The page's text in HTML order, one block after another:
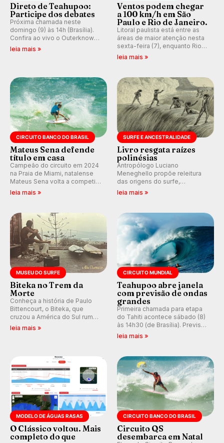
Direto de Teahupoo:
Participe dos debates
Próxima chamada neste
domingo (9) às 14h (Brasília).
Confira ao vivo o Outerknown
Tahiti Pro 2026 e participe dos
comentários e debates em
leia mais »
Ventos podem chegar
a 100 km/h em São
Paulo e Rio de Janeiro.
Litoral paulista está entre as
áreas de maior atenção nesta
sexta-feira (7), enquanto Rio
de Janeiro também recebe
alerta para ventos fortes.
km/h em Itanhaém.
leia mais »
CIRCUITO BANCO DO BRASIL
Mateus Sena defende
título em casa
Campeão do circuito em 2024
na Praia de Miami, natalense
Mateus Sena volta a competir
em casa em busca de manter a
hegemonia potiguar em etapa
leia mais »
SURFE E ANCESTRALIDADE
Livro resgata raízes
polinésias
Antropólogo Luciano
Meneghello propõe releitura
das origens do surfe,
resgatando a cultura polinésia
e questionando a visão
prática em esporte e indústria.
leia mais »
MUSEU DO SURFE
Biteka no Trem da
Morte
Conheça a história de Paulo
Bittencourt, o Biteka, que
cruzou a América do Sul rumo
ao Pacífico em uma jornada
que se tornou um marco de
leia mais »
CIRCUITO MUNDIAL
Teahupoo abre janela
com previsão de ondas
grandes
Primeira chamada para etapa
do Tahiti acontece sábado (8)
às 14h30 (de Brasília). Previsão
indica swell consistente.
Medina embarca para evento e
Kelly Slater convidado.
leia mais »
MODELO DE ÁGUAS RASAS
O Clássico voltou. Mais
completo do que
CIRCUITO BANCO DO BRASIL
Circuito QS
desembarca em Natal